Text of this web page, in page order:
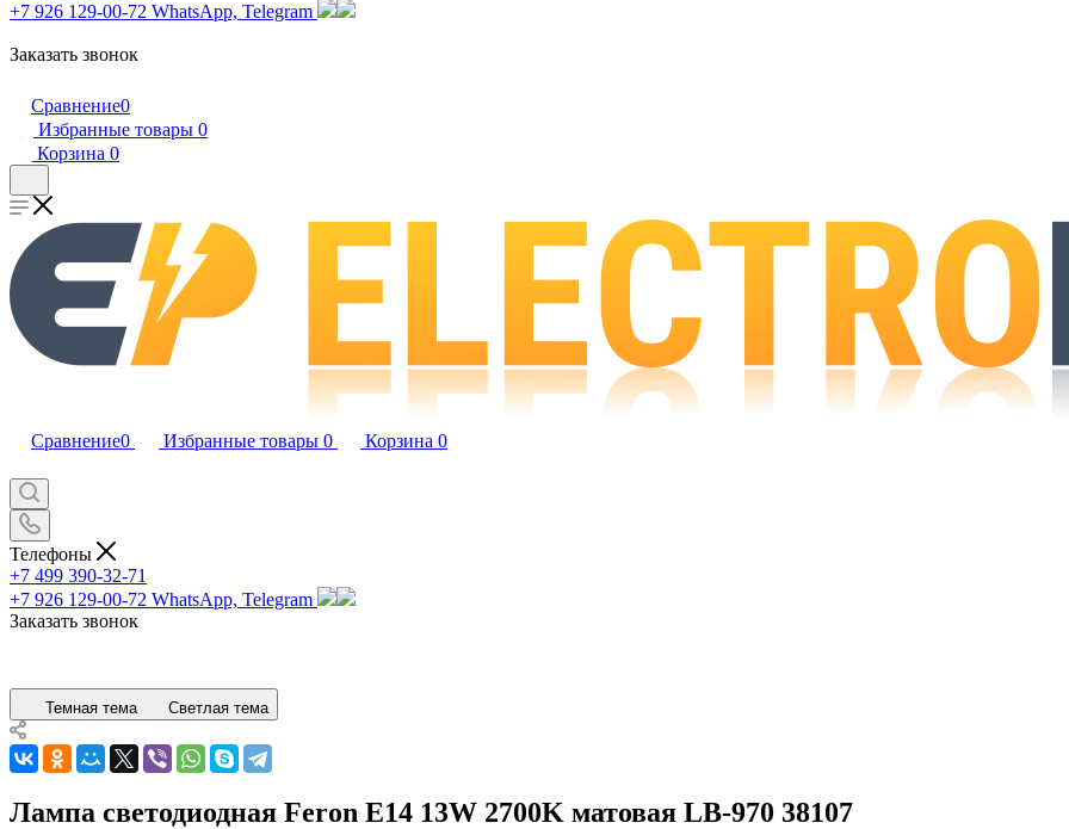
+7 926 129-00-72 WhatsApp, Telegram
Заказать звонок
Сравнение0
Избранные товары 0
Корзина 0
Сравнение0 Избранные товары 0 Корзина 0
Телефоны
+7 499 390-32-71
+7 926 129-00-72 WhatsApp, Telegram
Заказать звонок
Темная тема Светлая тема
Лампа светодиодная Feron E14 13W 2700K матовая LB-970 38107